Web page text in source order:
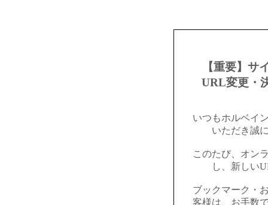
【重要】サ
URL変更・
いつもホルベイ
いただき誠
このたび、オン
し、新しい
ブックマーク・
客様は、お手数